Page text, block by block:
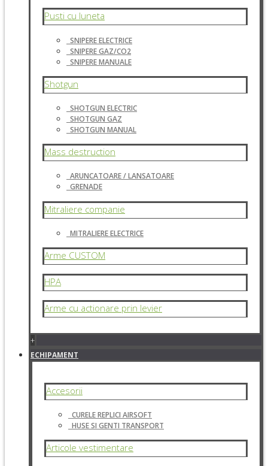
Pusti cu luneta
SNIPERE ELECTRICE
SNIPERE GAZ/CO2
SNIPERE MANUALE
Shotgun
SHOTGUN ELECTRIC
SHOTGUN GAZ
SHOTGUN MANUAL
Mass destruction
ARUNCATOARE / LANSATOARE
GRENADE
Mitraliere companie
MITRALIERE ELECTRICE
Arme CUSTOM
HPA
Arme cu actionare prin levier
+
ECHIPAMENT
Accesorii
CURELE REPLICI AIRSOFT
HUSE SI GENTI TRANSPORT
Articole vestimentare